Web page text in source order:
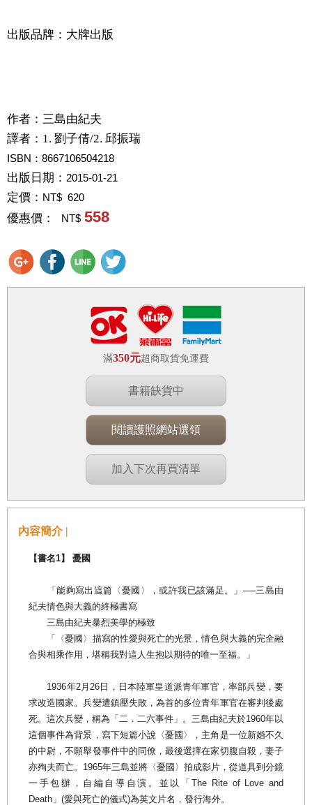
出版品牌：大牌出版
作者： 三島由紀夫
譯者： 1. 劉子倩/2. 邱振瑞
ISBN：8667106504218
出版日期： 2015-01-21
定價： NT$ 620
優惠價： NT$ 558
滿350元超商取貨免運費
書籍缺貨中
閱讀護照網站選領
加入下次再買清單
內容簡介 |
【書名1】 憂國
「能夠寫出這篇〈憂國〉，或許我已該滿足。」──三島由
紀夫情色與大義的終極書寫
三島由紀夫暴烈美學的極致
「〈憂國〉描寫的性愛與死亡的光景，情色與大義的完全融
合與相乘作用，堪稱我對這人生抱以期待的唯一至福。」
1936年2月26日，日本陸軍皇道派青年軍官，率部兵變，要
求改造國家。兵變遭鎮壓失敗，為首的多位青年軍官在審判後處
死。這次兵變，稱為「二．二六事件」。三島由紀夫於1960年以
這個事件為背景，寫下短篇小說〈憂國〉，主角是一位新婚不久
的中尉，不願舉發事件中的同僚，最後選擇在家切腹自殺，妻子
亦殉夫而亡。1965年三島並將〈憂國〉拍成影片，從道具到分鏡
一手包辦，自編自導自演。並以「The Rite of Love and
Death」(愛與死亡的儀式)為英文片名，發行海外。